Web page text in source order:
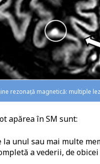
rezonață magnetică: multiple
apărea în SM sunt:
unul sau mai multe
a vederii, de